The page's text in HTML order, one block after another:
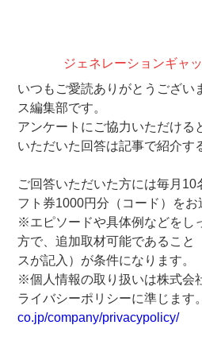
ジェネレーションギャ
いつもご愛読ありがとうござい
ス編集部です。
アンケートにご協力いただける
いただいた回答は記事で紹介す
ご回答いただいた方には毎月
フト券1000円分（コード）をお
※エピソードや具体例などをし
方で、追加取材可能であること
スが記入）が条件になります。
※個人情報の取り扱いは株式会
ライバシーポリシーに準じます。
co.jp/company/privacypolicy/